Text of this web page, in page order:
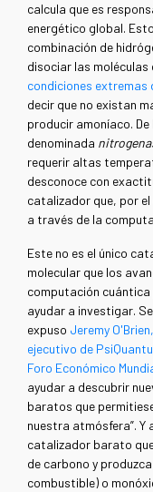
calcula que es
energético global.
combinación de
disociar las
condiciones extremas
decir que no existan
producir amoníaco.
denominada
requerir altas
desconoce con
catalizador que, por
a través de la
Este no es el único
molecular que los
computación cuántica
ayudar a investigar.
expuso Jeremy
ejecutivo de
Foro Económico
ayudar a descubrir
baratos que
nuestra atmósfera”. Y
catalizador barato
de carbono y
combustible) o